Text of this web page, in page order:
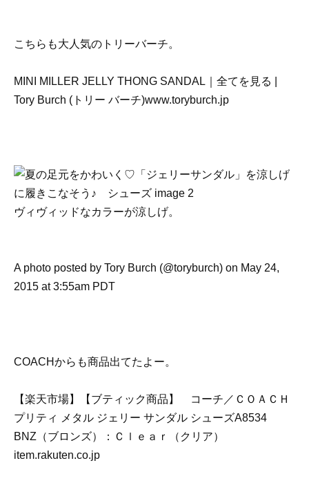
こちらも大人気のトリーバーチ。
MINI MILLER JELLY THONG SANDAL｜全てを見る |
Tory Burch (トリー バーチ)www.toryburch.jp
ヴィヴィッドなカラーが涼しげ。
A photo posted by Tory Burch (@toryburch) on May 24,
2015 at 3:55am PDT
COACHからも商品出てたよー。
【楽天市場】【ブティック商品】 コーチ／ＣＯＡＣＨ
プリティ メタル ジェリー サンダル シューズA8534
BNZ（ブロンズ）：Ｃｌｅａｒ（クリア）
item.rakuten.co.jp